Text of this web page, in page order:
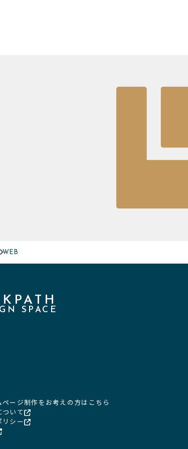
WEB
SPACE
ページ制作をお考えの方はこちら
ついて
リシー